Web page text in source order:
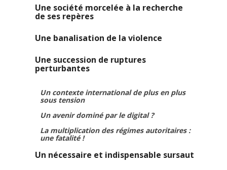
Une société morcelée à la recherche
de ses repères
Une banalisation de la violence
Une succession de ruptures
perturbantes
Un contexte international de plus en plus
sous tension
Un avenir dominé par le digital ?
La multiplication des régimes autoritaires :
une fatalité !
Un nécessaire et indispensable sursaut